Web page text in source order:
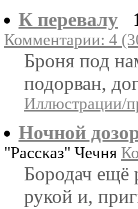
К перевалу
Комментарии: 4
Броня под
подорван,
Иллюстрации/
Ночной
"Рассказ" Чечня
Бородач ещё
рукой и,